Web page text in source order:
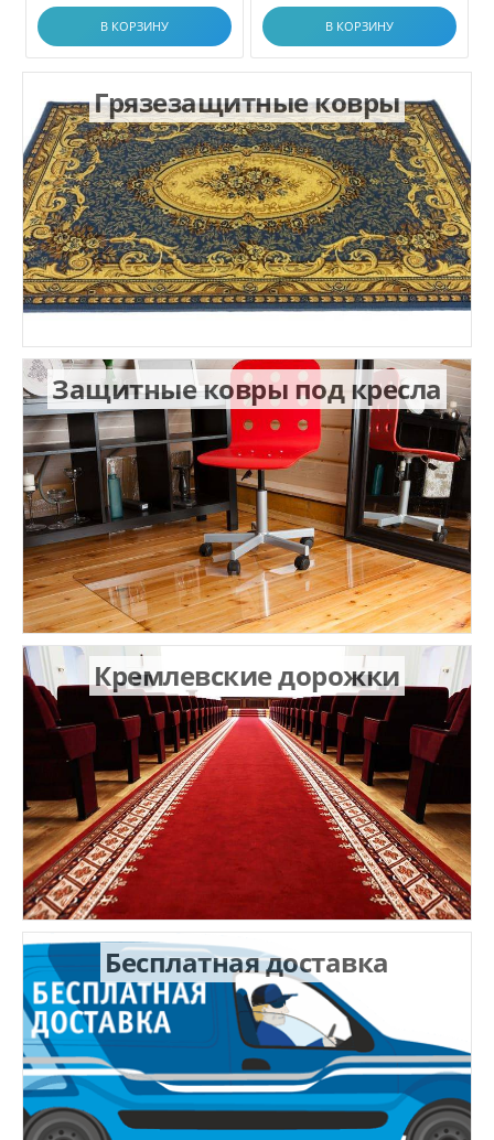
В КОРЗИНУ В КОРЗИНУ
Грязезащитные ковры
Защитные ковры под кресла
Кремлевские дорожки
Бесплатная доставка